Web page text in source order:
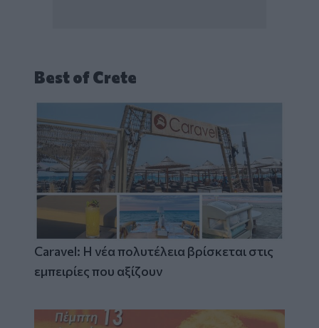
Best of Crete
Caravel: Η νέα πολυτέλεια βρίσκεται στις
εμπειρίες που αξίζουν